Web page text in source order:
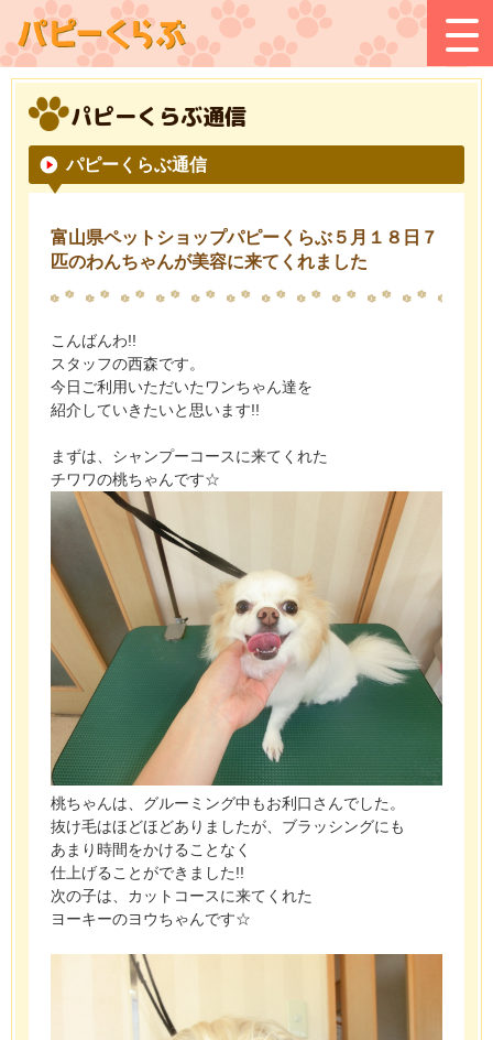
パピーくらぶ通信
パピーくらぶ通信
富山県ペットショップパピーくらぶ５月１８日７
匹のわんちゃんが美容に来てくれました
こんばんわ!!
スタッフの西森です。
今日ご利用いただいたワンちゃん達を
紹介していきたいと思います!!
まずは、シャンプーコースに来てくれた
チワワの桃ちゃんです☆
桃ちゃんは、グルーミング中もお利口さんでした。
抜け毛はほどほどありましたが、ブラッシングにも
あまり時間をかけることなく
仕上げることができました!!
次の子は、カットコースに来てくれた
ヨーキーのヨウちゃんです☆